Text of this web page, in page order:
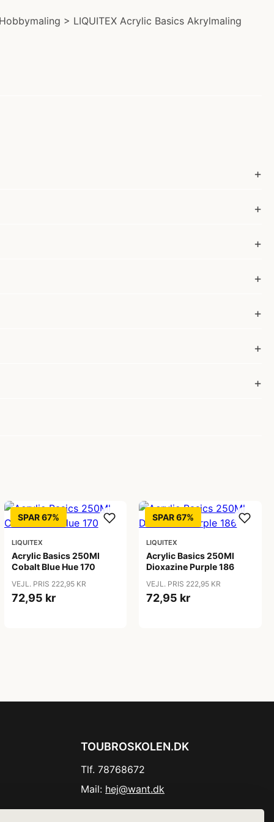
> LIQUITEX Acrylic Basics Akrylmaling
SPAR 67%
LIQUITEX
Acrylic Basics 250Ml
Cobalt Blue Hue 170
VEJL. PRIS 222,95 KR
72,95 kr
SPAR 67%
LIQUITEX
Acrylic Basics 250Ml
Dioxazine Purple 186
VEJL. PRIS 222,95 KR
72,95 kr
TOUBROSKOLEN.DK
Tlf. 78768672
Mail: hej@want.dk